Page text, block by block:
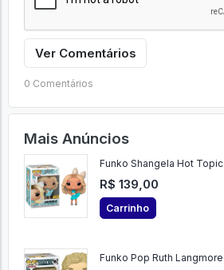
Ver Comentários
0 Comentários
Mais Anúncios
Funko Shangela Hot
R$ 139,00
Carrinho
Funko Pop Ruth Langmore